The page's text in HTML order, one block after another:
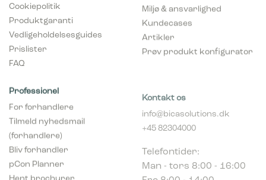
Cookiepolitik
Produktgaranti
Vedligeholdelsesguides
Prislister
FAQ
Miljø & ansvarlighed
Kundecases
Artikler
Prøv produkt konfigurator
Professionel
For forhandlere
Tilmeld nyhedsmail
(forhandlere)
Bliv forhandler
pCon Planner
Hent brochurer
+45 82304000
Man - tors 8:00 - 16:00
Fre 8:00 - 14:00